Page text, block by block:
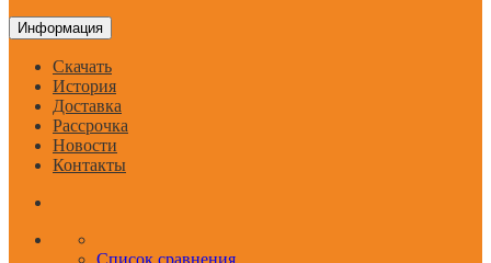
Информация
Скачать
История
Доставка
Рассрочка
Новости
Контакты
Список сравнения